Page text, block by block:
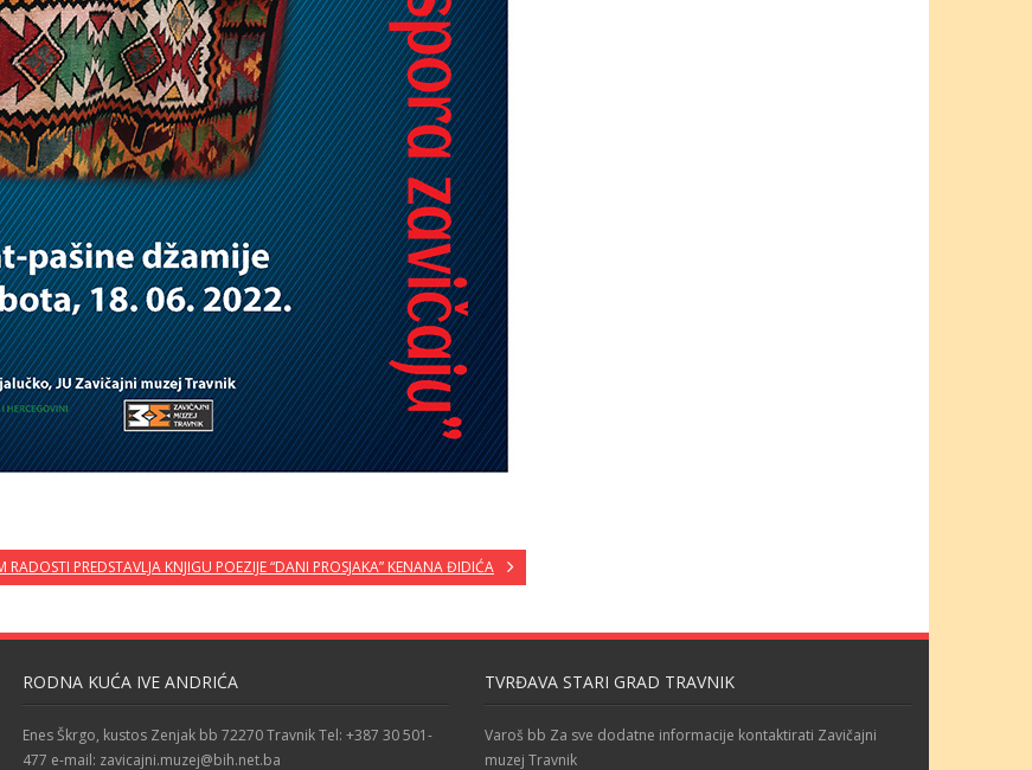
PREDSTAVLJA KNJIGU POEZIJE “DANI PROSJAKA” KENANA ĐIDIĆA
RODNA KUĆA IVE ANDRIĆA
Enes Škrgo, kustos Zenjak bb 72270 Travnik Tel: +387 30 501-
477 e-mail: zavicajni.muzej@bih.net.ba
TVRĐAVA STARI GRAD TRAVNIK
Varoš bb Za sve dodatne informacije kontaktirati Zavičajni
muzej Travnik